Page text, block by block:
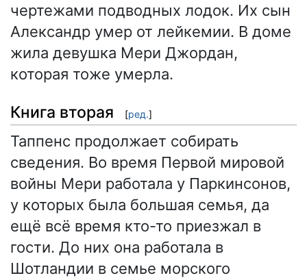
чертежами подводных лодок. Их сын
Александр умер от лейкемии. В доме
жила девушка Мери Джордан,
которая тоже умерла.
Книга вторая [ред.]
Таппенс продолжает собирать
сведения. Во время Первой мировой
войны Мери работала у Паркинсонов,
у которых была большая семья, да
ещё всё время кто-то приезжал в
гости. До них она работала в
Шотландии в семье морского